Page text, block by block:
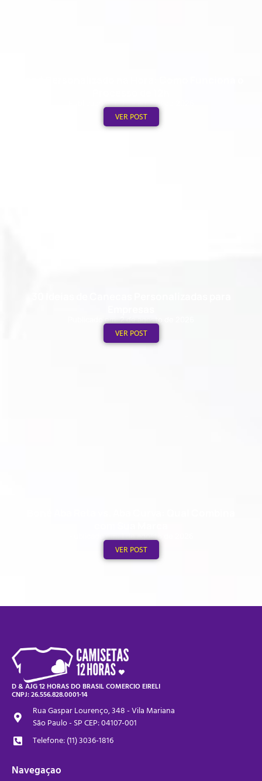
Publicado em: 3 de agosto de 2026
VER POST
Publicado em: 2 de agosto de 2026
VER POST
Publicado em: 1 de agosto de 2026
VER POST
D & AJG 12 HORAS DO BRASIL COMERCIO EIRELI
CNPJ: 26.556.828.0001-14
Rua Gaspar Lourenço, 348 - Vila Mariana
São Paulo - SP CEP: 04107-001
Telefone: (11) 3036-1816
Navegaçao